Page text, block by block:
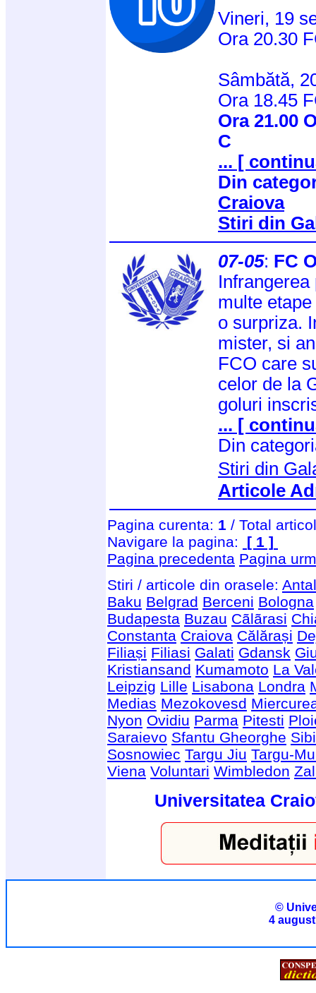
Vineri, 19
Ora 20.30
Sâmbătă,
Ora 18.45
Ora 21.00
C
... [
Din
Craiova
Stiri din
07-05: FC
multe
o surpriza.
mister, si
FCO care
celor de la
goluri
... [
Din
Stiri din
Articole
Pagina curenta: 1 / Total
Navigare la pagina:
[ 1 ]
Pagina precedenta Pagina
Stiri / articole din orasele:
Baku Belgrad Berceni Bologna
Budapesta Buzau Cãlãrasi
Constanta Craiova Călărași
Filiași Filiasi Galati Gdansk
Kristiansand Kumamoto La
Leipzig Lille Lisabona Londra
Medias Mezokovesd
Nyon Ovidiu Parma Pitesti
Saraievo Sfantu Gheorghe
Sosnowiec Targu Jiu Targu-
Viena Voluntari Wimbledon
Universitatea
©
4